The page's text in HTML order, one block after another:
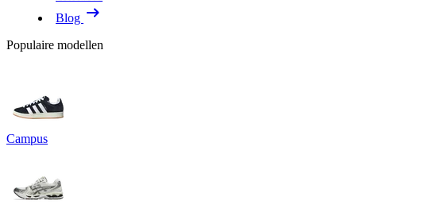
Blog
Populaire modellen
Campus